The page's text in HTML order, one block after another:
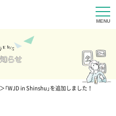
「WJD in Shinshu」を追加しました！